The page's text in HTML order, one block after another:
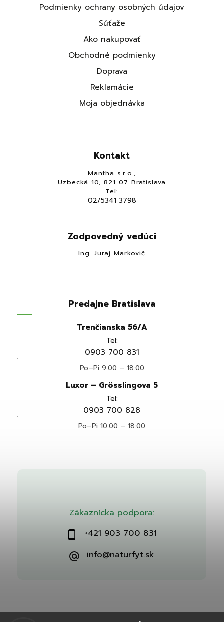
Zákaznícka podpora:
+421 903 700 831
info@naturfyt.sk
Podmienky ochrany osobných údajov
Súťaže
Ako nakupovať
Obchodné podmienky
Doprava
Reklamácie
Moja objednávka
Kontakt
Mantha s.r.o.,
Uzbecká 10, 821 07 Bratislava
Tel:
02/5341 3798
Zodpovedný vedúci
Ing. Juraj Markovič
Predajne Bratislava
Trenčianska 56/A
Tel:
0903 700 831
Po–Pi 9:00 – 18:00
Luxor – Grösslingova 5
Tel:
0903 700 828
Po–Pi 10:00 – 18:00